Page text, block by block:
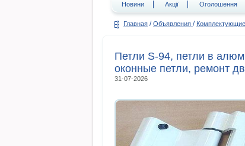
Новини Акції Оголошення
Главная / Объявления /
Петли S-94, петли в
оконные петли, ремонт
31-07-2026